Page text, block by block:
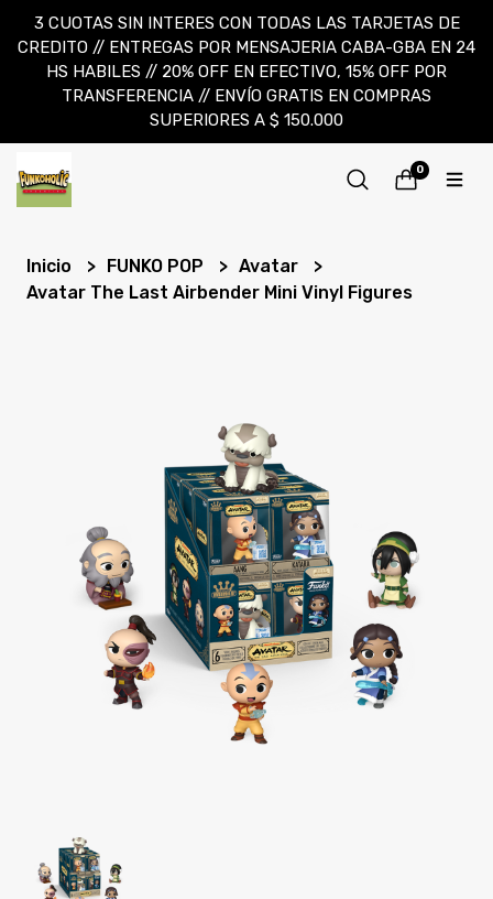
3 CUOTAS SIN INTERES CON TODAS LAS TARJETAS DE
CREDITO // ENTREGAS POR MENSAJERIA CABA-GBA EN 24
HS HABILES // 20% OFF EN EFECTIVO, 15% OFF POR
TRANSFERENCIA // ENVÍO GRATIS EN COMPRAS
SUPERIORES A $ 150.000
0
Inicio FUNKO POP
Avatar
Avatar The Last Airbender Mini Vinyl Figures